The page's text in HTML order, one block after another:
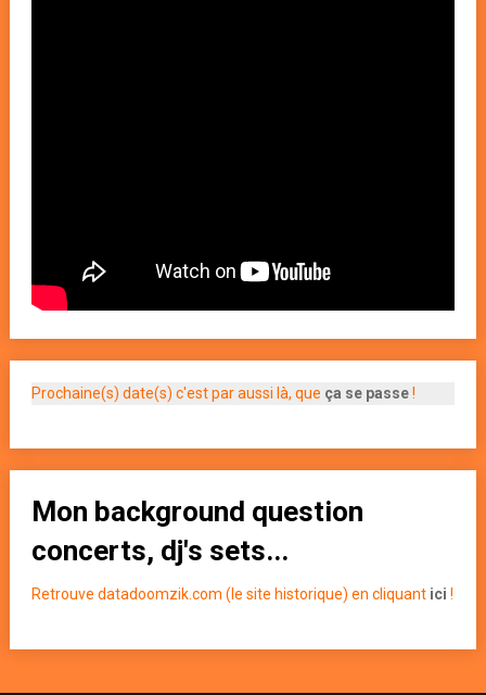
Prochaine(s) date(s) c'est par aussi là, que ça se passe!
Mon background question
concerts, dj's sets...
Retrouve datadoomzik.com (le site historique) en cliquant ici !